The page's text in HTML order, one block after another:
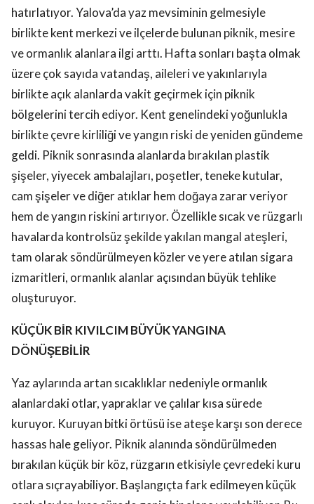
hatırlatıyor. Yalova’da yaz mevsiminin gelmesiyle
birlikte kent merkezi ve ilçelerde bulunan piknik, mesire
ve ormanlık alanlara ilgi arttı. Hafta sonları başta olmak
üzere çok sayıda vatandaş, aileleri ve yakınlarıyla
birlikte açık alanlarda vakit geçirmek için piknik
bölgelerini tercih ediyor. Kent genelindeki yoğunlukla
birlikte çevre kirliliği ve yangın riski de yeniden gündeme
geldi. Piknik sonrasında alanlarda bırakılan plastik
şişeler, yiyecek ambalajları, poşetler, teneke kutular,
cam şişeler ve diğer atıklar hem doğaya zarar veriyor
hem de yangın riskini artırıyor. Özellikle sıcak ve rüzgarlı
havalarda kontrolsüz şekilde yakılan mangal ateşleri,
tam olarak söndürülmeyen közler ve yere atılan sigara
izmaritleri, ormanlık alanlar açısından büyük tehlike
oluşturuyor.
KÜÇÜK BİR KIVILCIM BÜYÜK YANGINA
DÖNÜŞEBİLİR
Yaz aylarında artan sıcaklıklar nedeniyle ormanlık
alanlardaki otlar, yapraklar ve çalılar kısa sürede
kuruyor. Kuruyan bitki örtüsü ise ateşe karşı son derece
hassas hale geliyor. Piknik alanında söndürülmeden
bırakılan küçük bir köz, rüzgarın etkisiyle çevredeki kuru
otlara sıçrayabiliyor. Başlangıçta fark edilmeyen küçük